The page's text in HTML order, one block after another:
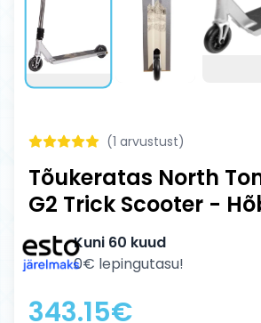
(1 arvustust)
Tõukeratas North
G2 Trick Scooter -
Kuni 60 kuud
0€ lepingutasu!
343.15€